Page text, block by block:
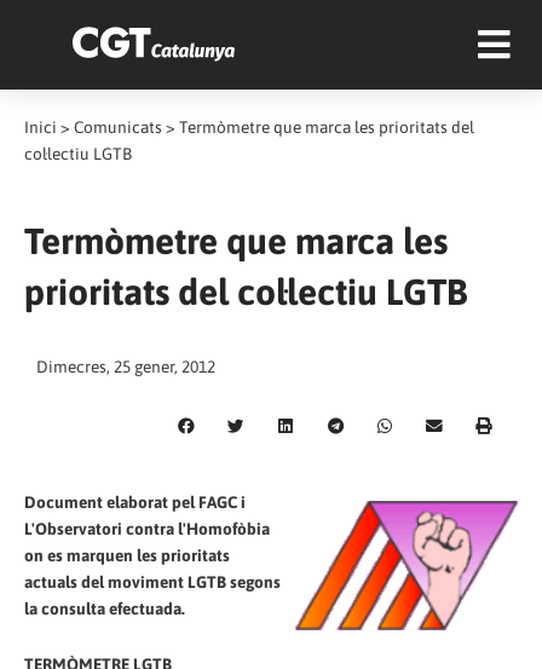
Inici > Comunicats > Termòmetre que marca les prioritats del
col·lectiu LGTB
Termòmetre que marca les
prioritats del col·lectiu LGTB
Dimecres, 25 gener, 2012
Document elaborat pel FAGC i
L'Observatori contra l'Homofòbia
on es marquen les prioritats
actuals del moviment LGTB segons
la consulta efectuada.
TERMÒMETRE LGTB